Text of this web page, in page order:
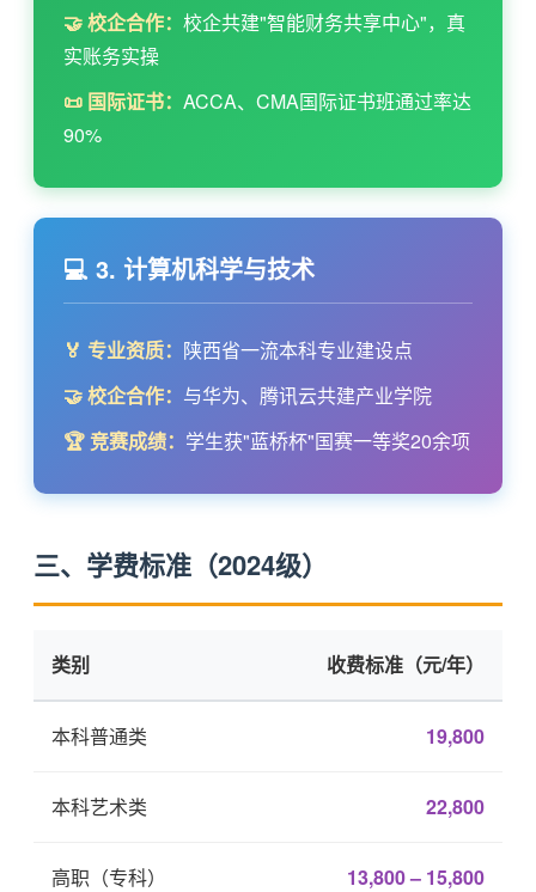
🤝 校企合作： 校企共建"智能财务共享中心"，真
实账务实操
📜 国际证书： ACCA、CMA国际证书班通过率达
90%
💻 3. 计算机科学与技术
🏅 专业资质： 陕西省一流本科专业建设点
🤝 校企合作： 与华为、腾讯云共建产业学院
🏆 竞赛成绩： 学生获"蓝桥杯"国赛一等奖20余项
三、学费标准（2024级）
类别 收费标准（元/年）
本科普通类 19,800
本科艺术类 22,800
高职（专科） 13,800 – 15,800